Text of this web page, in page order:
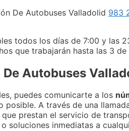
De Autobuses Valladolid 983
todos los días de 7:00 y las
que trabajarán hasta las 3 de
Autobuses
puedes comunicarte a los
posible. A través de una
prestan el servicio de
soluciones inmediatas a